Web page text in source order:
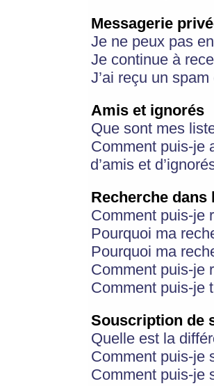
Messagerie
Je ne peux pas
Je continue à
J’ai reçu un
Amis et ignorés
Que sont mes
Comment puis-je
d’amis et
Recherche dans
Comment puis-je
Pourquoi ma
Pourquoi ma
Comment puis-je
Comment puis-je
Souscription de
Quelle est la
Comment puis-je
Comment puis-je